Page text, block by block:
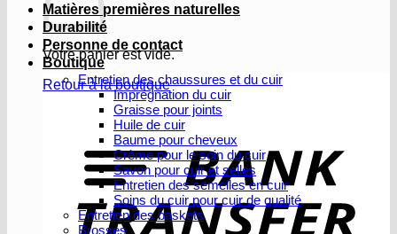
Votre panier est vide.
Retour à la boutique
Matières premières naturelles
Durabilité
Personne de contact
Boutique
Entretien des chaussures et du cuir
Imprégnation du cuir
Graisse pour joints
Huile de cuir
Baume pour cheveux
Crème pour le soin du cuir
Savon pour cuir et selles
Entretien des semelles en cuir
Soins du cuir pour cuir de qualité
Entretien des baskets
Brosses